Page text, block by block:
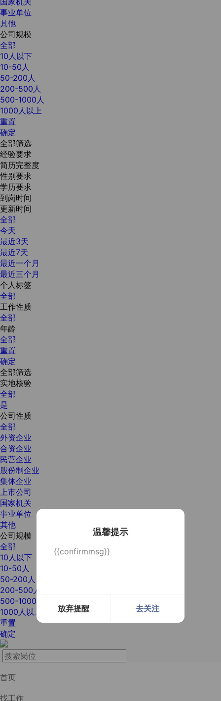
温馨提示
{{confirmmsg}}
放弃提醒 去关注
事业单位
其他
公司规模
全部
10人以下
10-50人
50-200人
200-500人
500-1000人
1000人以上
重置
确定
全部筛选
经验要求
简历完整度
性别要求
学历要求
到岗时间
更新时间
全部
今天
最近3天
最近7天
最近一个月
最近三个月
个人标签
全部
工作性质
全部
年龄
全部
重置
确定
全部筛选
实地核验
全部
是
公司性质
全部
外资企业
合资企业
民营企业
股份制企业
集体企业
上市公司
国家机关
事业单位
其他
公司规模
全部
10人以下
10-50人
50-200人
200-500人
500-1000人
1000人以上
重置
确定
首页
找工作